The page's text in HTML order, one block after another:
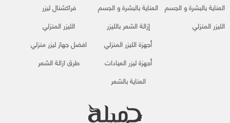
العناية بالبشرة و الجسم
الليزر المنزلي
العناية بالبشرة و الجسم
فراكشنال ليزر
إزالة الشعر بالليزر
الليزر المنزلي
أجهزة الليزر المنزلي
افضل جهاز ليزر منزلي
أجهزة ليزر العيادات
طرق ازالة الشعر
العناية بالشعر